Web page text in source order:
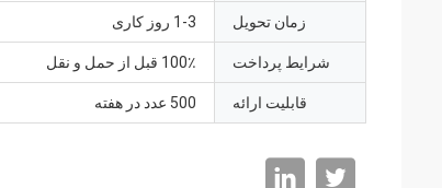
زمان تحویل 1-3 روز کاری
شرایط پرداخت 100٪ قبل از حمل و نقل
قابلیت ارائه 500 عدد در هفته